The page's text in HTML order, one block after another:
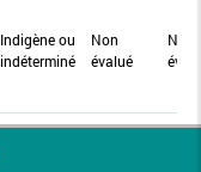
Indigène ou
indéterminé
Non
évalué
Non